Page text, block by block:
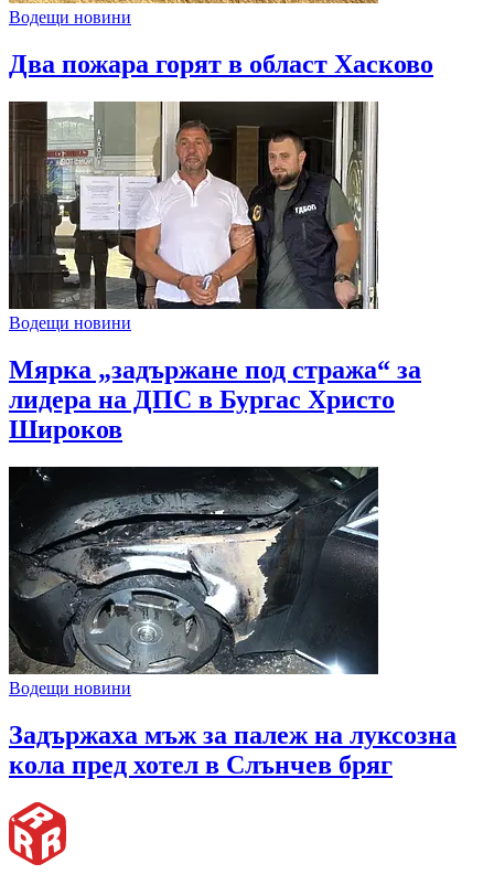
Водещи новини
Два пожара горят в област Хасково
Водещи новини
Мярка „задържане под стража“ за
лидера на ДПС в Бургас Христо
Широков
Водещи новини
Задържаха мъж за палеж на луксозна
кола пред хотел в Слънчев бряг